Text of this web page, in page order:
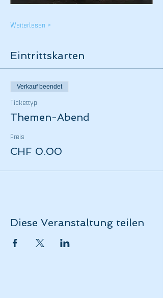
Weiterlesen >
Eintrittskarten
Verkauf beendet
Tickettyp
Themen-Abend
Preis
CHF 0.00
Diese Veranstaltung teilen